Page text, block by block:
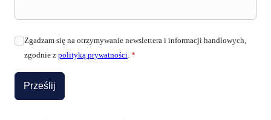
Zgadzam się na otrzymywanie newslettera i informacji handlowych,
zgodnie z polityką prywatności. *
Prześlij